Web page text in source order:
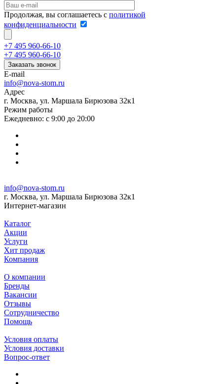
Продолжая, вы соглашаетесь с политикой
конфиденциальности
+7 495 960-66-10
+7 495 960-66-10
Заказать звонок
E-mail
info@nova-stom.ru
Адрес
г. Москва, ул. Маршала Бирюзова 32к1
Режим работы
Ежедневно: с 9:00 до 20:00
info@nova-stom.ru
г. Москва, ул. Маршала Бирюзова 32к1
Интернет-магазин
Каталог
Акции
Услуги
Хит продаж
Компания
О компании
Бренды
Вакансии
Отзывы
Сотрудничество
Помощь
Условия оплаты
Условия доставки
Вопрос-ответ